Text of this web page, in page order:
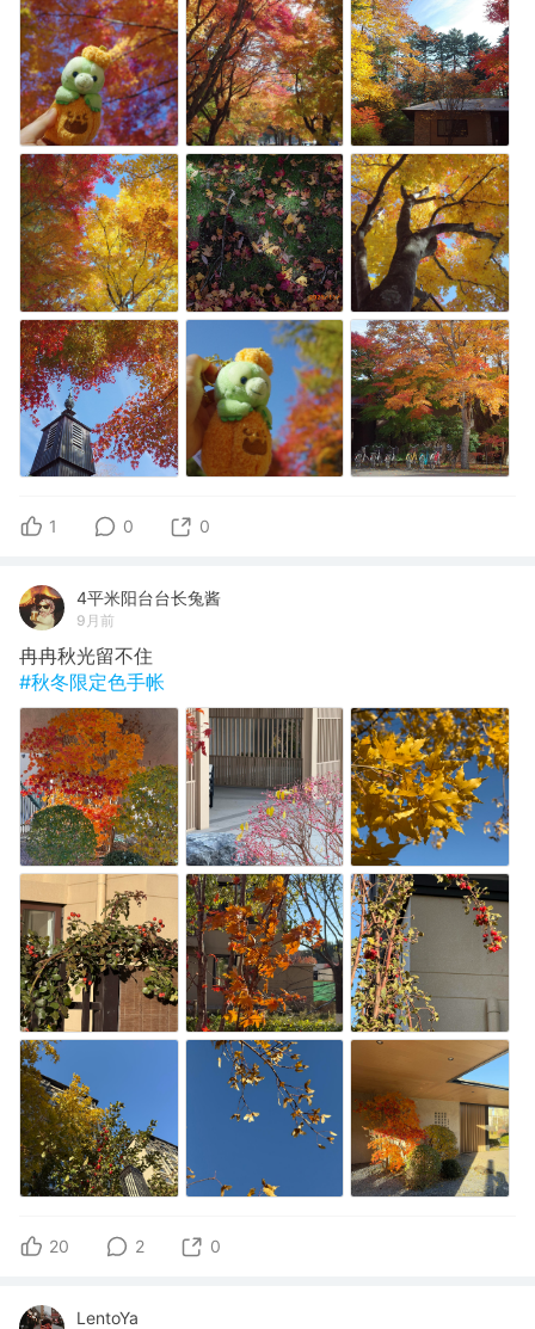
1 0 0
4平米阳台台长兔酱
9月前
冉冉秋光留不住
#秋冬限定色手帐
20 2 0
LentoYa